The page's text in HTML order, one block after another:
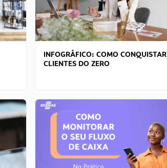
INFOGRÁFICO: COMO CONQUISTAR
CLIENTES DO ZERO